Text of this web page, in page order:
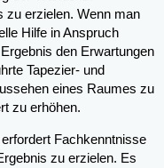
zu erzielen. Wenn man
Hilfe in Anspruch
den Erwartungen
Tapezier- und
eines Raumes zu
zu erhöhen.
Fachkenntnisse
zu erzielen. Es